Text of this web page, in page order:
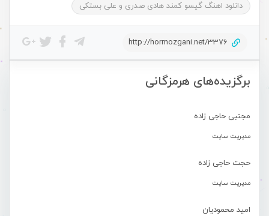
برگزیده‌های هرمزگانی
مجتبی حاجی زاده
مدیریت سایت
حجت حاجی زاده
مدیریت سایت
امید محمودیان
دانلود اهنگ گیسو کمند هادی صدری و علی بستکی
http://hormozgani.net/3376